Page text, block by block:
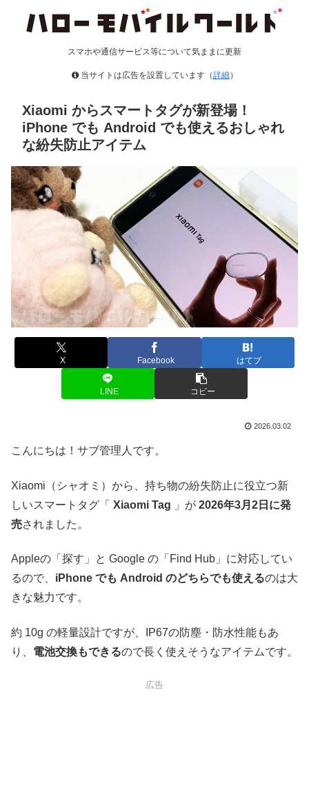
スマホや通信サービス等について気ままに更新
当サイトは広告を設置しています（詳細 ）
Xiaomi からスマートタグが新登場！
iPhone でも Android でも使えるおしゃれ
な紛失防止アイテム
X Facebook はてブ
LINE コピー
2026.03.02
こんにちは！サブ管理人です。
Xiaomi（シャオミ）から、持ち物の紛失防止に役立つ新
しいスマートタグ「 Xiaomi Tag 」が 2026年3月2日に発
売されました。
Appleの「探す」と Google の「Find Hub」に対応してい
るので、 iPhone でも Android のどちらでも使えるのは大
きな魅力です。
約 10g の軽量設計ですが、IP67の防塵・防水性能もあ
り、 電池交換もできるので長く使えそうなアイテムです。
広告